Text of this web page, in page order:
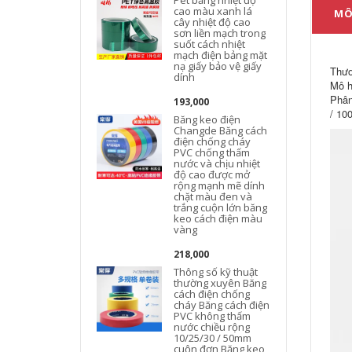
cao màu xanh lá
cây nhiệt độ cao
sơn liền mạch trong
suốt cách nhiệt
mạch điện bảng mặt
nạ giấy bảo vệ giấy
dính
193,000
Băng keo điện
Changde Băng cách
điện chống cháy
PVC chống thấm
nước và chịu nhiệt
độ cao được mở
rộng mạnh mẽ dính
chặt màu đen và
trắng cuộn lớn băng
keo cách điện màu
vàng
218,000
Thông số kỹ thuật
thường xuyên Băng
cách điện chống
cháy Băng cách điện
PVC không thấm
nước chiều rộng
10/25/30 / 50mm
cuộn đơn Băng keo
Mô
/